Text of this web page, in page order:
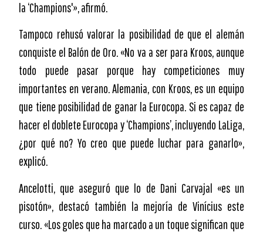
la ‘Champions'», afirmó.
Tampoco rehusó valorar la posibilidad de que el alemán
conquiste el Balón de Oro. «No va a ser para Kroos, aunque
todo puede pasar porque hay competiciones muy
importantes en verano. Alemania, con Kroos, es un equipo
que tiene posibilidad de ganar la Eurocopa. Si es capaz de
hacer el doblete Eurocopa y ‘Champions’, incluyendo LaLiga,
¿por qué no? Yo creo que puede luchar para ganarlo»,
explicó.
Ancelotti, que aseguró que lo de Dani Carvajal «es un
pisotón», destacó también la mejoría de Vinícius este
curso. «Los goles que ha marcado a un toque significan que